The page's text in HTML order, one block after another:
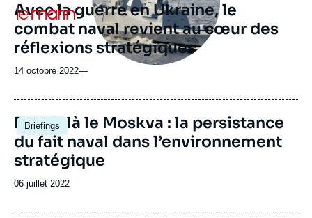
Logo
Avec la guerre en Ukraine, le
combat naval revient au cœur des
réflexions stratégiques
14 octobre 2022—
Briefings
Image
principale
Par-delà le Moskva : la persistance
du fait naval dans l’environnement
stratégique
Date
publication
06 juillet 2022